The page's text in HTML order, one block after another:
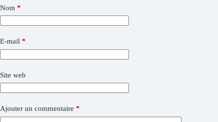
Nom *
E-mail *
Site web
Ajouter un commentaire *